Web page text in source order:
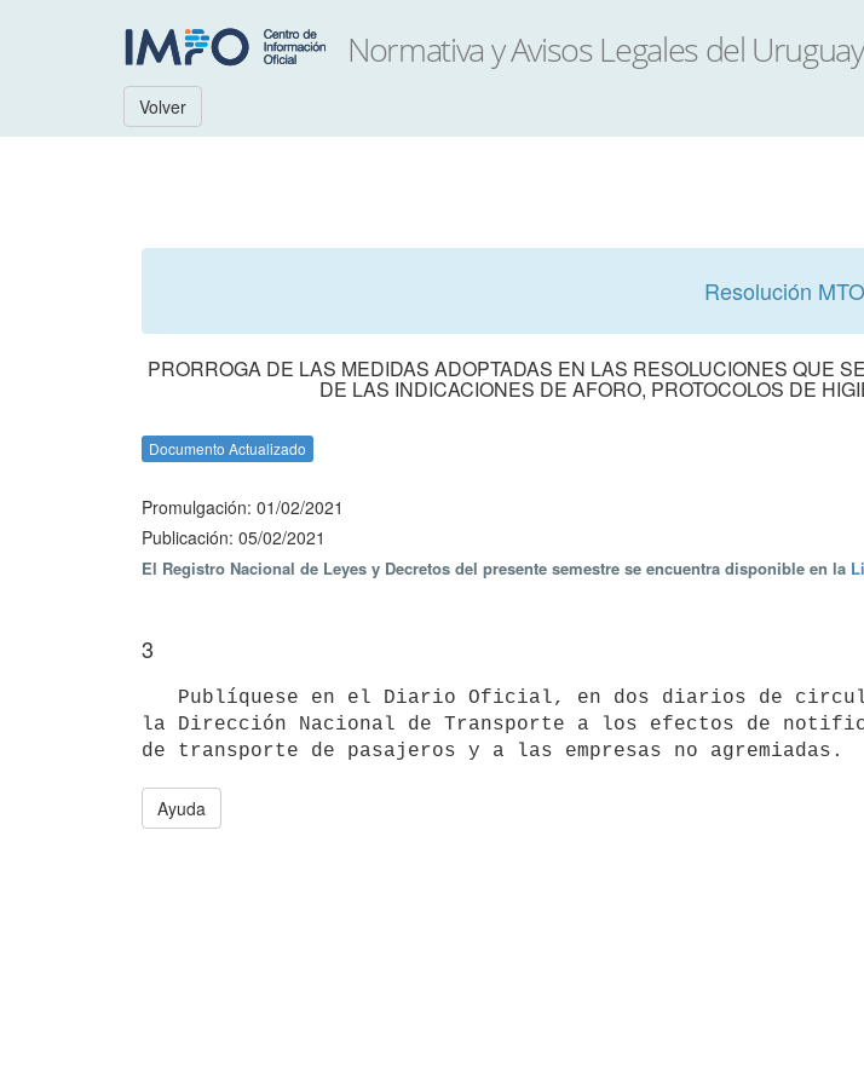
Volver
Resolución
PRORROGA DE LAS MEDIDAS ADOPTADAS EN LAS RESOLUCIONES QUE
DE LAS INDICACIONES DE AFORO, PROTOCOLOS DE
Documento Actualizado
Promulgación: 01/02/2021
Publicación: 05/02/2021
El Registro Nacional de Leyes y Decretos del presente semestre se encuentra disponible en la
3
la Dirección Nacional de Transporte a los efectos de
Ayuda